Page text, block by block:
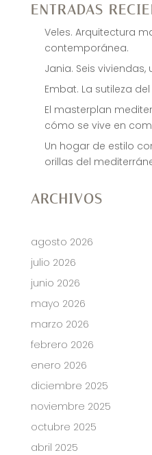
ENTRADAS
Veles. Arquitectura
contemporánea.
Jania. Seis
Embat. La sutileza
El masterplan
cómo se vive en
Un hogar de estilo
orillas del
ARCHIVOS
agosto 2026
julio 2026
junio 2026
mayo 2026
marzo 2026
febrero 2026
enero 2026
diciembre 2025
noviembre 2025
octubre 2025
abril 2025